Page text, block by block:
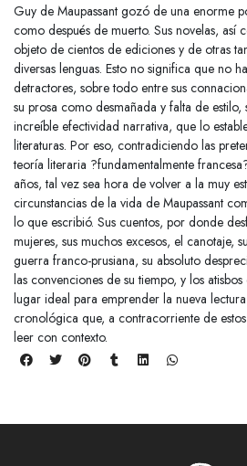
Guy de Maupassant gozó de una enorme
como después de muerto. Sus novelas, así
objeto de cientos de ediciones y de otras
diversas lenguas. Esto no significa que no
detractores, sobre todo entre sus
su prosa como desmañada y falta de estilo,
increíble efectividad narrativa, que lo
literaturas. Por eso, contradiciendo las
teoría literaria ?fundamentalmente
años, tal vez sea hora de volver a la muy
circunstancias de la vida de Maupassant
lo que escribió. Sus cuentos, por donde
mujeres, sus muchos excesos, el canotaje,
guerra franco-prusiana, su absoluto
las convenciones de su tiempo, y los
lugar ideal para emprender la nueva
cronológica que, a contracorriente de
leer con contexto.